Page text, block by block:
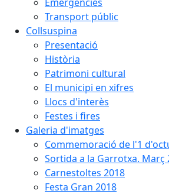
Transport públic
Collsuspina
Presentació
Història
Patrimoni cultural
El municipi en xifres
Llocs d'interès
Festes i fires
Galeria d'imatges
Commemoració de l'1
Sortida a la Garrotxa. Març
Carnestoltes 2018
Festa Gran 2018